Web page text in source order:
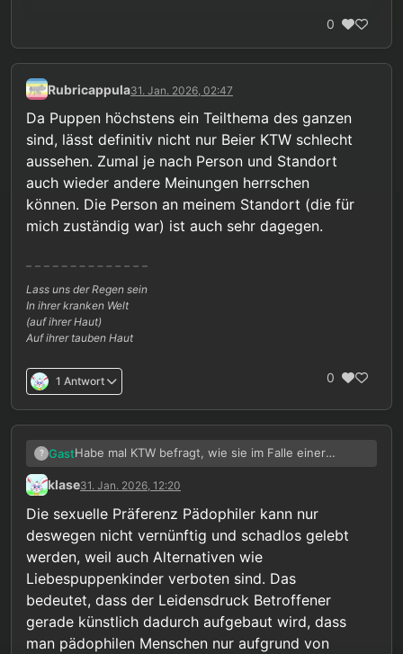
0
Rubricappula31. Jan. 2026, 02:47
Da Puppen höchstens ein Teilthema des ganzen
sind, lässt definitiv nicht nur Beier KTW schlecht
aussehen. Zumal je nach Person und Standort
auch wieder andere Meinungen herrschen
können. Die Person an meinem Standort (die für
mich zuständig war) ist auch sehr dagegen.
Lass uns der Regen sein
In ihrer kranken Welt
(auf ihrer Haut)
Auf ihrer tauben Haut
1 Antwort 0
? GastHabe mal KTW befragt, wie sie im Falle einer
Legalisierung mit Puppen umgehen würden. Hab
das als Antwort bekommen:
Sehr geehrte/r X,
vielen Dank für Ihre Anfrage.
Zur therapeutischen Grundhaltung:Das
Präventionsnetzwerk „Kein Täter werden" arbeitet
mit Menschen, die eine pädophile Störung haben.
Der Begriff „Störung" meint dabei nicht, dass mit
Zum therapeutischen Ansatz:Unser Ziel ist nicht
moralische Bewertung, sondern die gemeinsame
klase31. Jan. 2026, 12:20
Die sexuelle Präferenz Pädophiler kann nur
deswegen nicht vernünftig und schadlos gelebt
werden, weil auch Alternativen wie
Liebespuppenkinder verboten sind. Das
bedeutet, dass der Leidensdruck Betroffener
gerade künstlich dadurch aufgebaut wird, dass
man pädophilen Menschen nur aufgrund von